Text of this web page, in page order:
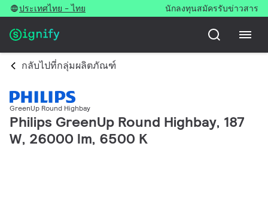
ประเทศไทย - ไทย นักลงทุนสมัครรับข่าวสาร
กลับไปที่กลุ่มผลิตภัณฑ์
GreenUp Round Highbay
Philips GreenUp Round Highbay, 187
W, 26000 lm, 6500 K